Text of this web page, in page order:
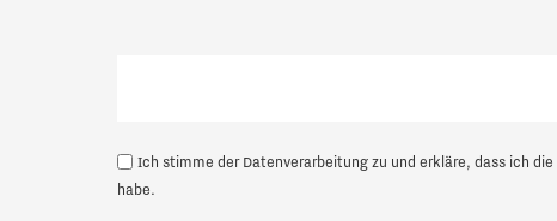
Ich stimme der Datenverarbeitung zu und erkläre, dass ich die
habe.